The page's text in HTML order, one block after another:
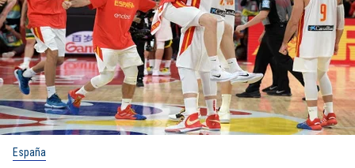
España